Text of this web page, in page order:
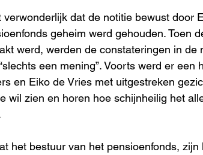
verwonderlijk dat de notitie bewust door
geheim werd gehouden. Toen
werd, werden de constateringen in de
een mening”. Voorts werd er een
en Eiko de Vries met uitgestreken
wil zien en horen hoe schijnheilig het
het bestuur van het pensioenfonds,